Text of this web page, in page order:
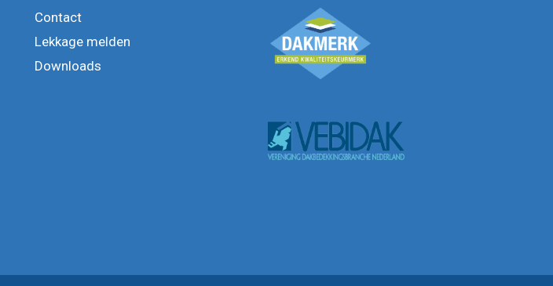
Contact
Lekkage melden
Downloads